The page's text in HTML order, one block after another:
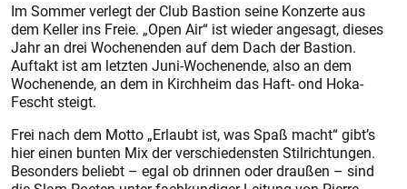
Im Sommer verlegt der Club Bastion seine Konzerte aus
dem Keller ins Freie. „Open Air“ ist wieder angesagt, dieses
Jahr an drei Wochenenden auf dem Dach der Bastion.
Auftakt ist am letzten Juni-Wochenende, also an dem
Wochenende, an dem in Kirchheim das Haft- ond Hoka-
Fescht steigt.
Frei nach dem Motto „Erlaubt ist, was Spaß macht“ gibt’s
hier einen bunten Mix der verschiedensten Stilrichtungen.
Besonders beliebt – egal ob drinnen oder draußen – sind